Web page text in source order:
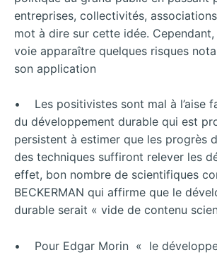
entreprises, collectivités,
mot à dire sur cette idée.
voie apparaître quelques risques
son application
• Les positivistes sont mal à l’aise
du développement durable qui est
persistent à estimer que les progrès
des techniques suffiront relever les
effet, bon nombre de scientifiques
BECKERMAN qui affirme que le
durable serait « vide de contenu
• Pour Edgar Morin « le